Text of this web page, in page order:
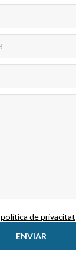
política de privacitat